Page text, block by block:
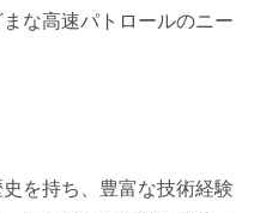
な高速パトロールのニー
を持ち、豊富な技術経験